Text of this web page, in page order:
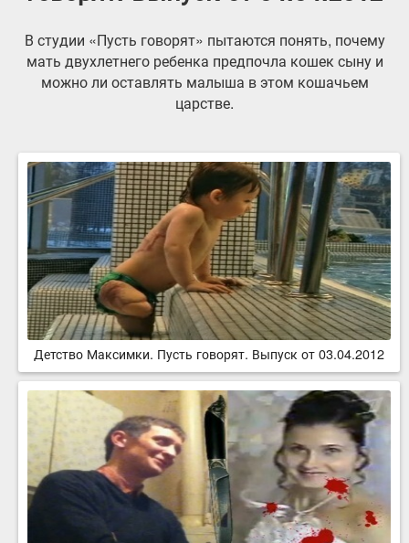
В студии «Пусть говорят» пытаются понять, почему
мать двухлетнего ребенка предпочла кошек сыну и
можно ли оставлять малыша в этом кошачьем
царстве.
Детство Максимки. Пусть говорят. Выпуск от 03.04.2012